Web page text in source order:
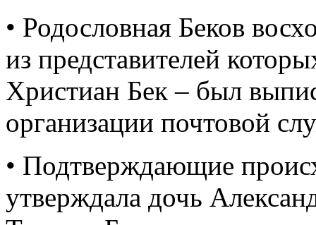
• Родословная Беков
из представителей
Христиан Бек – был
организации почтовой
• Подтверждающие
утверждала дочь